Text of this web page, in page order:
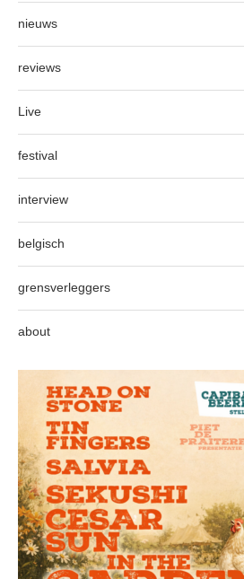
nieuws
reviews
Live
festival
interview
belgisch
grensverleggers
about